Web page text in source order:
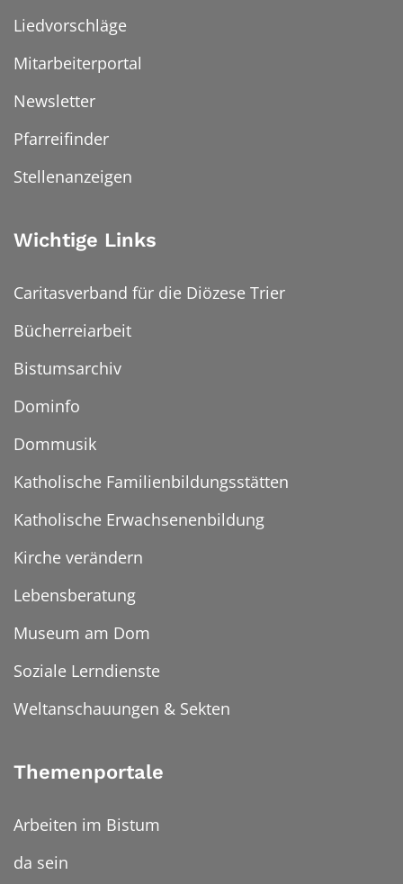
Liedvorschläge
Mitarbeiterportal
Newsletter
Pfarreifinder
Stellenanzeigen
Wichtige Links
Caritasverband für die Diözese Trier
Bücherreiarbeit
Bistumsarchiv
Dominfo
Dommusik
Katholische Familienbildungsstätten
Katholische Erwachsenenbildung
Kirche verändern
Lebensberatung
Museum am Dom
Soziale Lerndienste
Weltanschauungen & Sekten
Themenportale
Arbeiten im Bistum
da sein